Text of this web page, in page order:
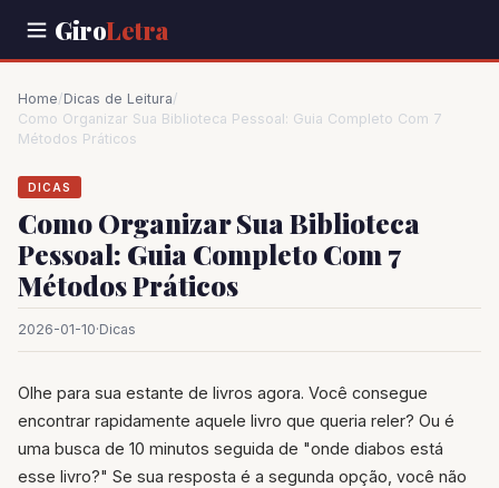
GiroLetra
Home/Dicas de Leitura/
Como Organizar Sua Biblioteca Pessoal: Guia Completo Com 7
Métodos Práticos
DICAS
Como Organizar Sua Biblioteca
Pessoal: Guia Completo Com 7
Métodos Práticos
2026-01-10·Dicas
Olhe para sua estante de livros agora. Você consegue
encontrar rapidamente aquele livro que queria reler? Ou é
uma busca de 10 minutos seguida de "onde diabos está
esse livro?" Se sua resposta é a segunda opção, você não